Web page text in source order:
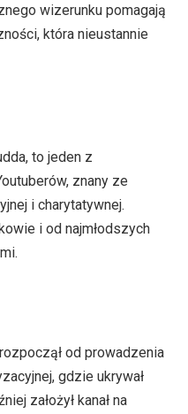
wizerunku pomagają
która nieustannie
to jeden z
znany ze
i charytatywnej.
i od najmłodszych
od prowadzenia
gdzie ukrywał
założył kanał na